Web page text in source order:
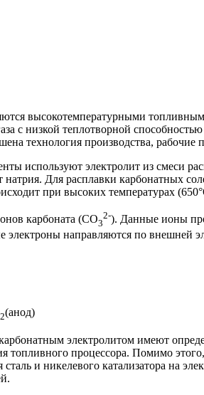
высокотемпературными
с низкой теплотворной
технология производства, рабочие
используют электролит из смеси
Для расплавки карбонатных
при высоких температурах
карбоната (CO3
2-). Данные ионы
направляются по внешней
2(анод)
электролитом имеют
топливного процессора. Помимо
и никелевого катализатора на